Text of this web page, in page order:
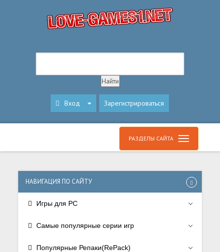
Вход Зарегистрироваться
РАЗДЕЛЫ САЙТА
НАВИГАЦИЯ ПО САЙТУ
Игры для PC
Самые популярные серии игр
Популярные Репаки(RePack)